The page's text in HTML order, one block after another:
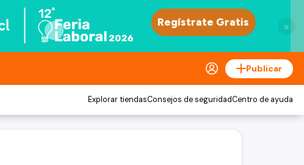
×
Publicar
Explorar tiendasConsejos de seguridadCentro de ayuda